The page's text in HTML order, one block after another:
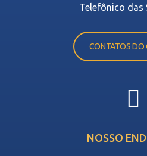
Telefônico das
CONTATOS DO
NOSSO